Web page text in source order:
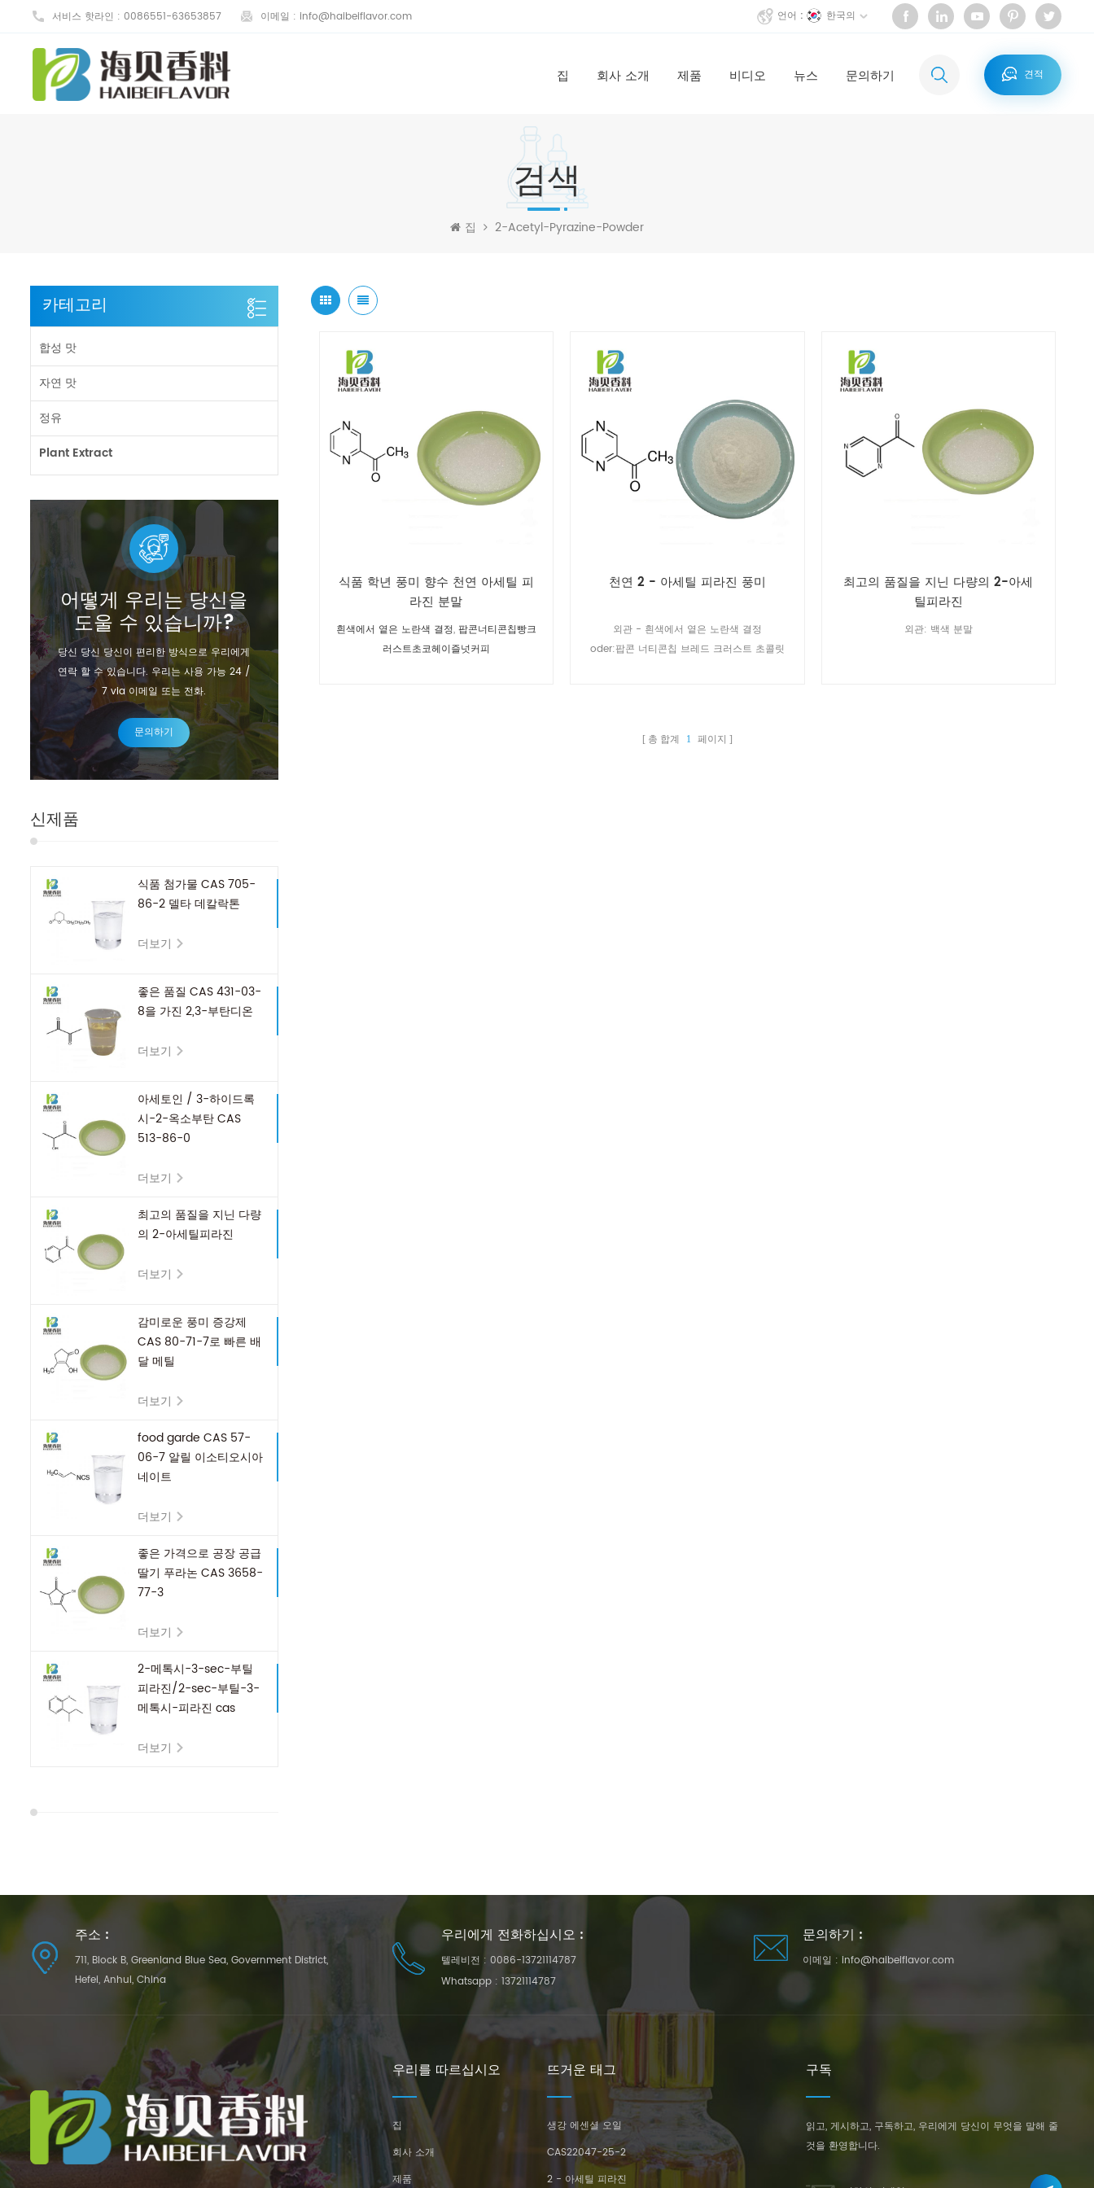
언어 : 한국의
서비스 핫라인 : 0086551-63653857 이메일 : info@haibeiflavor.com
견적
집 회사 소개 제품 비디오 뉴스 문의하기
검색
집 2-Acetyl-Pyrazine-Powder
카테고리
합성 맛
자연 맛
정유
Plant Extract
어떻게 우리는 당신을
도울 수 있습니까?
당신 당신 당신이 편리한 방식으로 우리에게
연락 할 수 있습니다. 우리는 사용 가능 24 /
7 via 이메일 또는 전화.
문의하기
신제품
식품 첨가물 CAS 705-
86-2 델타 데칼락톤
더보기
좋은 품질 CAS 431-03-
8을 가진 2,3-부탄디온
더보기
아세토인 / 3-하이드록
시-2-옥소부탄 CAS
513-86-0
더보기
최고의 품질을 지닌 다량
의 2-아세틸피라진
더보기
감미로운 풍미 증강제
CAS 80-71-7로 빠른 배
달 메틸
더보기
food garde CAS 57-
06-7 알릴 이소티오시아
네이트
더보기
좋은 가격으로 공장 공급
딸기 푸라논 CAS 3658-
77-3
더보기
2-메톡시-3-sec-부틸
피라진/2-sec-부틸-3-
메톡시-피라진 cas
더보기
식품 학년 풍미 향수 천연 아세틸 피
라진 분말
흰색에서 옅은 노란색 결정,팝콘너티콘칩빵크
러스트초코헤이즐넛커피
천연 2 - 아세틸 피라진 풍미
외관 - 흰색에서 옅은 노란색 결정
oder:팝콘 너티콘칩 브레드 크러스트 초콜릿
최고의 품질을 지닌 다량의 2-아세
틸피라진
외관: 백색 분말
총 합계 1 페이지
주소 :
711, Block B, Greenland Blue Sea, Government District,
Hefei, Anhui, China
우리에게 전화하십시오 :
텔레비전 : 0086-13721114787
Whatsapp : 13721114787
문의하기 :
이메일 : info@haibeiflavor.com
우리를 따르십시오
집
회사 소개
제품
뜨거운 태그
생강 에센셜 오일
CAS22047-25-2
2 - 아세틸 피라진
구독
읽고, 게시하고, 구독하고, 우리에게 당신이 무엇을 말해 줄
것을 환영합니다.